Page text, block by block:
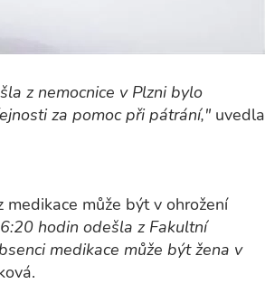
z nemocnice v Plzni bylo
za pomoc při pátrání," uvedla
může být v ohrožení
hodin odešla z Fakultní
medikace může být žena v